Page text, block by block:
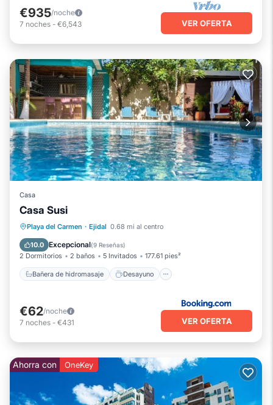
€935/noche
7 noches - €6,543 VER OFERTA
Casa
Casa Susi
Playa del Carmen · Ejidal 0.68 mi al centro
10.0 Excepcional(9 Reseñas)
2 Dormitorios 2 baños 5 Invitados 177.61 pies²
Bañera de hidromasaje Desayuno
Bañera de hidromasaje
Desayuno
Aparcamiento
€62/noche
7 noches - €431 VER OFERTA
Ahorra con OneKey